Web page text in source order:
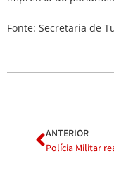
Fonte: Secretaria de
ANTERIOR